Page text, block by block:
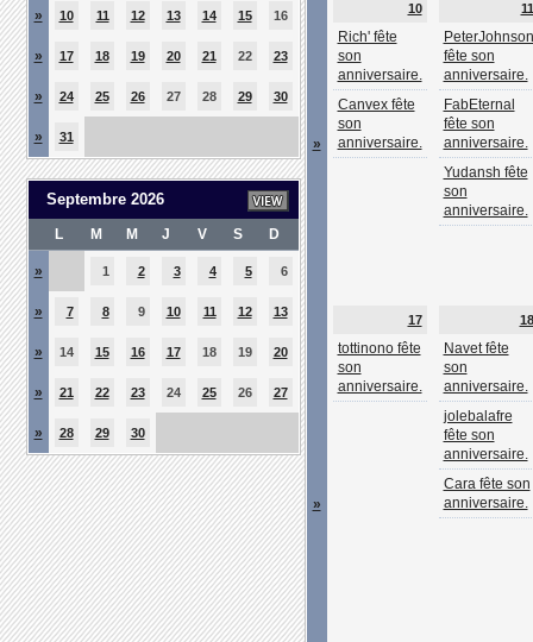
» 10 11 12 13 14 15 16
» 17 18 19 20 21 22 23
» 24 25 26 27 28 29 30
» 31
Septembre 2026
L M M J V S D
» 1 2 3 4 5 6
» 7 8 9 10 11 12 13
» 14 15 16 17 18 19 20
» 21 22 23 24 25 26 27
» 28 29 30
»
10
Rich' fête
son
anniversaire.
Canvex fête
son
anniversaire.
11
PeterJohnson
fête son
anniversaire.
FabEternal
fête son
anniversaire.
Yudansh fête
son
anniversaire.
»
17
tottinono fête
son
anniversaire.
18
Navet fête
son
anniversaire.
jolebalafre
fête son
anniversaire.
Cara fête son
anniversaire.